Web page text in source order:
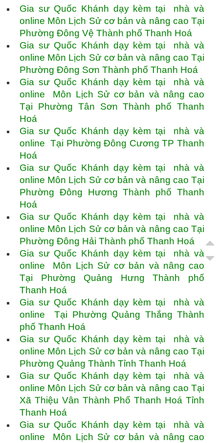
Gia sư Quốc Khánh dạy kèm tại nhà và
online Môn Lịch Sử cơ bản và nâng cao Tại
Phường Đông Vệ Thành phố Thanh Hoá
Gia sư Quốc Khánh dạy kèm tại nhà và
online Môn Lịch Sử cơ bản và nâng cao Tại
Phường Đông Sơn Thành phố Thanh Hoá
Gia sư Quốc Khánh dạy kèm tại nhà và
online Môn Lịch Sử cơ bản và nâng cao
Tại Phường Tân Sơn Thành phố Thanh
Hoá
Gia sư Quốc Khánh dạy kèm tại nhà và
online Tại Phường Đông Cương TP Thanh
Hoá
Gia sư Quốc Khánh dạy kèm tại nhà và
online Môn Lịch Sử cơ bản và nâng cao Tại
Phường Đông Hương Thành phố Thanh
Hoá
Gia sư Quốc Khánh dạy kèm tại nhà và
online Môn Lịch Sử cơ bản và nâng cao Tại
Phường Đông Hải Thành phố Thanh Hoá
Gia sư Quốc Khánh dạy kèm tại nhà và
online Môn Lịch Sử cơ bản và nâng cao
Tại Phường Quảng Hưng Thành phố
Thanh Hoá
Gia sư Quốc Khánh dạy kèm tại nhà và
online Tại Phường Quảng Thắng Thành
phố Thanh Hoá
Gia sư Quốc Khánh dạy kèm tại nhà và
online Môn Lịch Sử cơ bản và nâng cao Tại
Phường Quảng Thành Tỉnh Thanh Hoá
Gia sư Quốc Khánh dạy kèm tại nhà và
online Môn Lịch Sử cơ bản và nâng cao Tại
Xã Thiệu Vân Thành Phố Thanh Hoá Tỉnh
Thanh Hoá
Gia sư Quốc Khánh dạy kèm tại nhà và
online Môn Lịch Sử cơ bản và nâng cao